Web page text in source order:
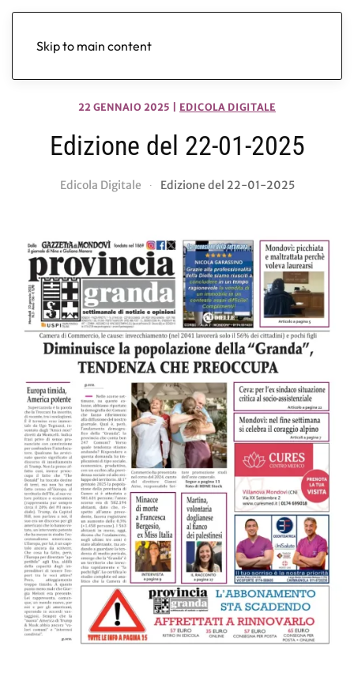
Skip to main content
22 GENNAIO 2025 EDICOLA DIGITALE
Edizione del 22-01-2025
Edicola Digitale Edizione del 22-01-2025